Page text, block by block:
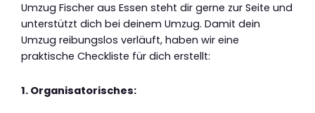
Umzug Fischer aus Essen steht dir gerne zur Seite und
unterstützt dich bei deinem Umzug. Damit dein
Umzug reibungslos verläuft, haben wir eine
praktische Checkliste für dich erstellt:
1. Organisatorisches: